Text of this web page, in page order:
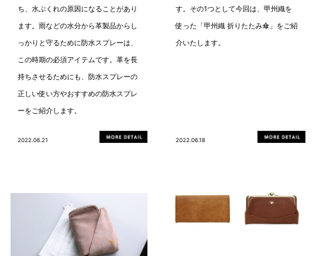
ち、水ぶくれの原因になることがあり
ます。雨などの水分から革製品からし
っかりと守るために防水スプレーは、
この時期の必須アイテムです。革を長
持ちさせるためにも、防水スプレーの
正しい使い方やおすすめの防水スプレ
ーをご紹介します。
2022.06.21
す。その1つとして今回は、甲州織を
使った「甲州織 折りたたみ傘」をご紹
介いたします。
2022.06.18